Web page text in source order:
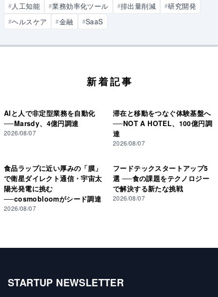
#人工知能 #業務効率化ツール #排出量削減 #研究開発
#ヘルスケア #金融 #SaaS
新着記事
AIと人で非定型業務を自動化
──Marsdy、4億円調達
2026/08/07
滞在と移動をつなぐ体験基盤へ
──NOT A HOTEL、100億円調
達
2026/08/07
食品ラップに近い厚みの「膜」
で衛星ダイレクト通信・宇宙太
陽光発電に挑む
──cosmobloomがシード調達
2026/08/07
フードテックスタートアップ5
選 ──食の課題をテクノロジー
で解決する新たな挑戦
2026/08/07
STARTUP NEWSLETTER